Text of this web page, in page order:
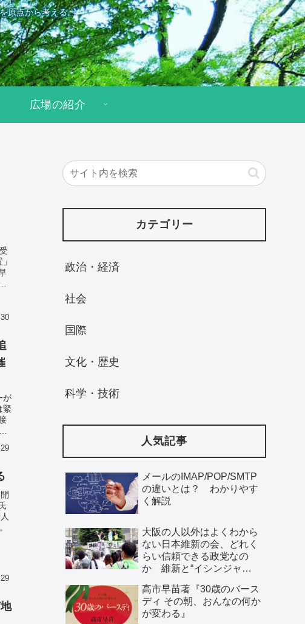
原点から考える。
広場の紹介
が
緊
カテゴリー
政治・経済
社会
国際
文化・歴史
科学・技術
人気記事
メールのIMAP/POP/SMTP
の違いとは？ わかりやす
く解説
大阪の人以外はよくわから
ない日本維新の会、どれく
らい信頼できる政党なの
か 維新と“イシンジャ
る、大阪で起きていること
高市早苗著『30歳のバース
ディ その朝、おんなの何か
が変わる』